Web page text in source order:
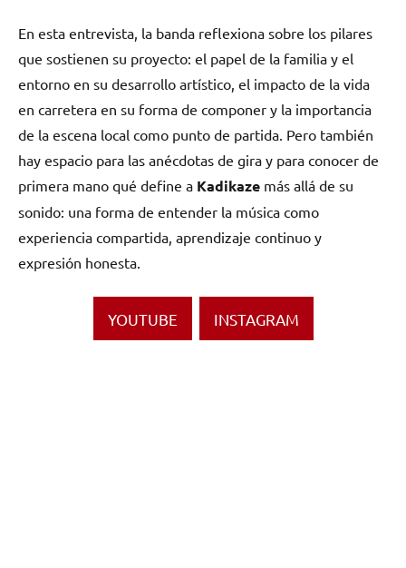
En esta entrevista, la banda reflexiona sobre los pilares
que sostienen su proyecto: el papel de la familia y el
entorno en su desarrollo artístico, el impacto de la vida
en carretera en su forma de componer y la importancia
de la escena local como punto de partida. Pero también
hay espacio para las anécdotas de gira y para conocer de
primera mano qué define a Kadikaze más allá de su
sonido: una forma de entender la música como
experiencia compartida, aprendizaje continuo y
expresión honesta.
YOUTUBE INSTAGRAM